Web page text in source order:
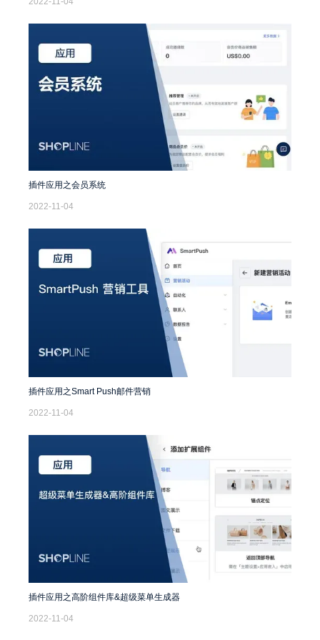
插件应用之会员系统
2022-11-04
插件应用之Smart Push邮件营销
2022-11-04
插件应用之高阶组件库&超级菜单生成器
2022-11-04